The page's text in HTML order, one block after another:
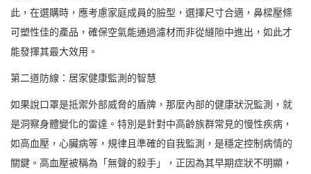
此，在選購時，應考慮家庭成員的臉型，選擇尺寸合適，鼻樑壓條
可塑性佳的產品，確保空氣能通過濾材而非從縫隙中進出，如此才
能發揮其最大效用。
第二道防線：居家健康監測的智慧
如果說口罩是抵禦外部威脅的盾牌，那麼內部的健康狀況監測，就
是洞察身體變化的雷達。特別是針對中高齡族群常見的慢性疾病，
如高血壓，心臟病等，規律且準確的自我監測，是穩定控制病情的
關鍵。高血壓被稱為「無聲的殺手」，正因為其早期症狀不明顯，